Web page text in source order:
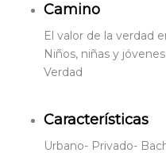
Camino
El valor de la verdad
Niños, niñas y
Verdad
Características
Urbano- Privado-